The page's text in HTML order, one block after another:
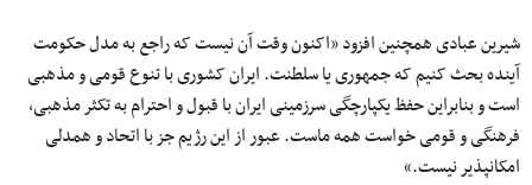
شیرین عبادی همچنین افزود «اکنون وقت آن نیست که راجع به مدل حکومت
آینده بحث کنیم که جمهوری یا سلطنت. ایران کشوری با تنوع قومی و مذهبی
است و بنابراین حفظ یکپارچگی سرزمینی ایران با قبول و احترام به تکثر مذهبی،
فرهنگی و قومی خواست همه ماست. عبور از این رژیم جز با اتحاد و همدلی
امکانپذیر نیست.»